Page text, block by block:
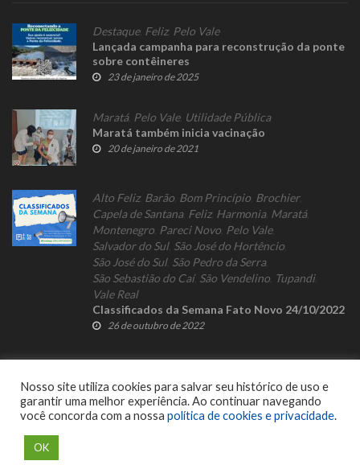
Destaque, Feliz, Pelo Vale
Lançada campanha para reconstrução da ponte
sobre contêineres
23 de janeiro de 2025
Maratá, Pelo Vale, Utilidade Pública
Maratá também inicia vacinação
20 de janeiro de 2021
Alto Feliz, Barão Bom Princípio Brochier,
Capela de Santana, Feliz, Harmonia, Maratá,
Montenegro Pareci Novo Pelo Vale,
Salvador do Sul, São José do Hortêncio
São José do Sul, São Pedro da Serra,
São Sebastião do Caí, São Vendelino Tupandi,
Vale Real
Classificados da Semana Fato Novo 24/10/2022
26 de outubro de 2022
Nosso site utiliza cookies para salvar seu histórico de uso e
garantir uma melhor experiência. Ao continuar navegando
você concorda com a nossa política de cookies e privacidade.
OK